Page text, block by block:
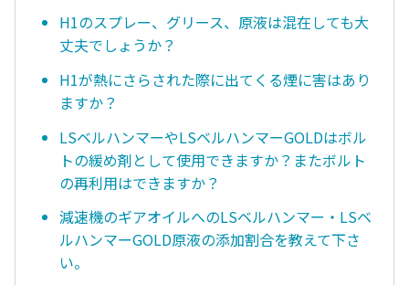
H1のスプレー、グリース、原液は混在しても大
丈夫でしょうか？
H1が熱にさらされた際に出てくる煙に害はあり
ますか？
LSベルハンマーやLSベルハンマーGOLDはボル
トの緩め剤として使用できますか？またボルト
の再利用はできますか？
減速機のギアオイルへのLSベルハンマー・LSベ
ルハンマーGOLD原液の添加割合を教えて下さ
い。